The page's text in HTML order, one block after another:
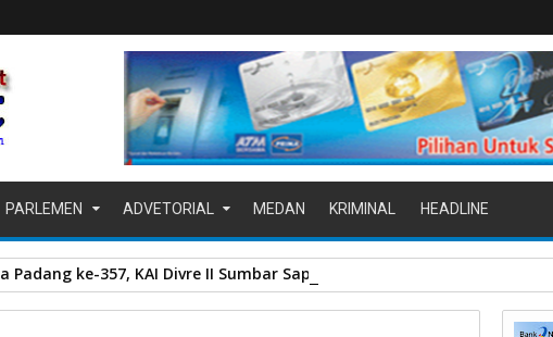
PARLEMEN ADVETORIAL MEDAN KRIMINAL HEADLINE
Padang ke-357, KAI Divre II Sumbar Sapa Pelanggan dengan Berbagi